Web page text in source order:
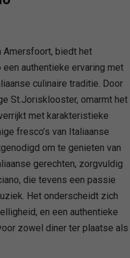
Amersfoort, biedt het
een authentieke ervaring met
culinaire traditie. Door
St.Jorisklooster, omarmt het
met karakteristieke
fresco’s van Italiaanse
om te genieten van
gerechten, zorgvuldig
die tevens een passie
Het onderscheidt zich
en een authentieke
zowel diner ter plaatse als